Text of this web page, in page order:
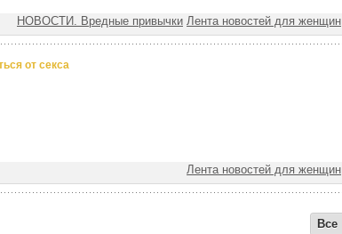
НОВОСТИ. Вредные привычки Лента новостей для женщин
от секса
Лента новостей для женщин
Все